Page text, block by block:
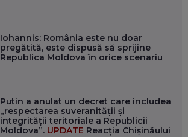
Iohannis: România este nu doar
pregătită, este dispusă să sprijine
Republica Moldova în orice scenariu
Putin a anulat un decret care includea
„respectarea suveranității și
integrității teritoriale a Republicii
Moldova”. UPDATE Reacția Chișinăului